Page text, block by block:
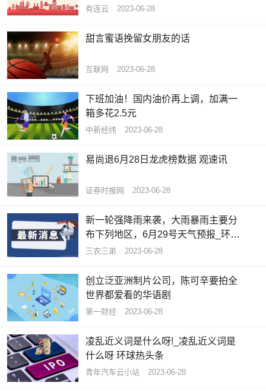
受理
有连云 2023-06-28
甜言蜜语挽留女朋友的话
互联网 2023-06-28
下班加油！国内油价再上调，加满一
箱多花2.5元
中新经纬 2023-06-28
易尚退6月28日龙虎榜数据 观速讯
证券时报网 2023-06-28
新一轮强降雨来袭，大雨暴雨主要分
布下列地区，6月29号天气预报_环球
聚焦
三农三弟 2023-06-28
创立泛亚洲制片公司，陈可辛要拍全
世界都爱看的华语剧
第一财经 2023-06-28
凌乱近义词是什么呀!_凌乱近义词是
什么呀 环球热头条
青年汽车云小站 2023-06-28